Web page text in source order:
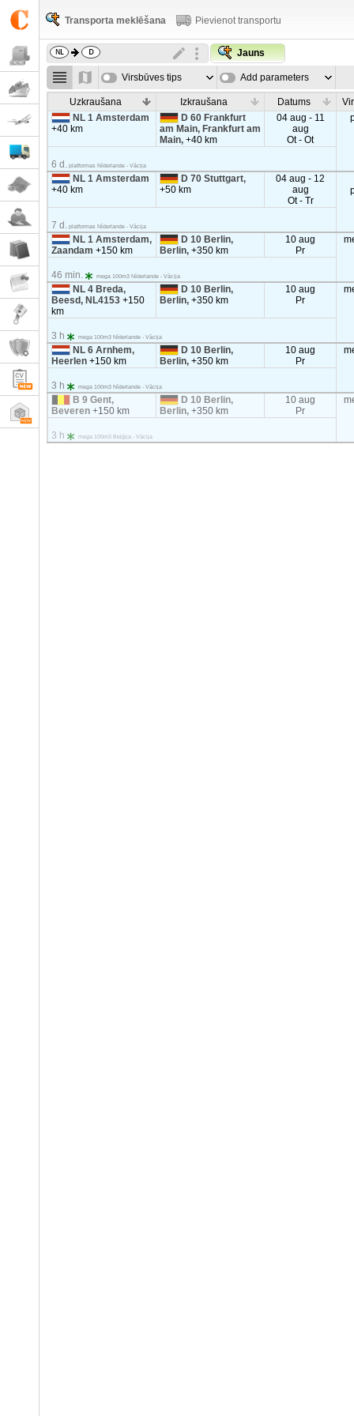
Transporta meklēšana Pievienot transportu
Jauns
Virsbūves tips Add parameters
Uzkraušana Izkraušana Datums
NL 1 Amsterdam
+40 km
D 60 Frankfurt
am Main, Frankfurt am
Main,+40 km
04 aug - 11
aug
Ot - Ot
6 d. platformas Nīderlande - Vācija
NL 1 Amsterdam
+40 km
D 70 Stuttgart,
+50 km
04 aug - 12
aug
Ot - Tr
7 d. platformas Nīderlande - Vācija
NL 1 Amsterdam,
Zaandam+150 km
D 10 Berlin,
Berlin,+350 km
10 aug
Pr
46 min. mega 100m3 Nīderlande - Vācija
NL 4 Breda,
Beesd, NL4153+150
km
D 10 Berlin,
Berlin,+350 km
10 aug
Pr
3 h mega 100m3 Nīderlande - Vācija
NL 6 Arnhem,
Heerlen+150 km
D 10 Berlin,
Berlin,+350 km
10 aug
Pr
3 h mega 100m3 Nīderlande - Vācija
B 9 Gent,
Beveren+150 km
D 10 Berlin,
Berlin,+350 km
10 aug
Pr
3 h mega 100m3 Beļģija - Vācija